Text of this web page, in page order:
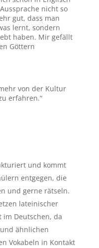
nicht so
gut, dass man
lernt, sondern
haben. Mir gefällt
Göttern
von der Kultur
erfahren.“
und kommt
entgegen, die
und gerne rätseln.
lateinischer
im Deutschen, da
ähnlichen
Vokabeln in Kontakt